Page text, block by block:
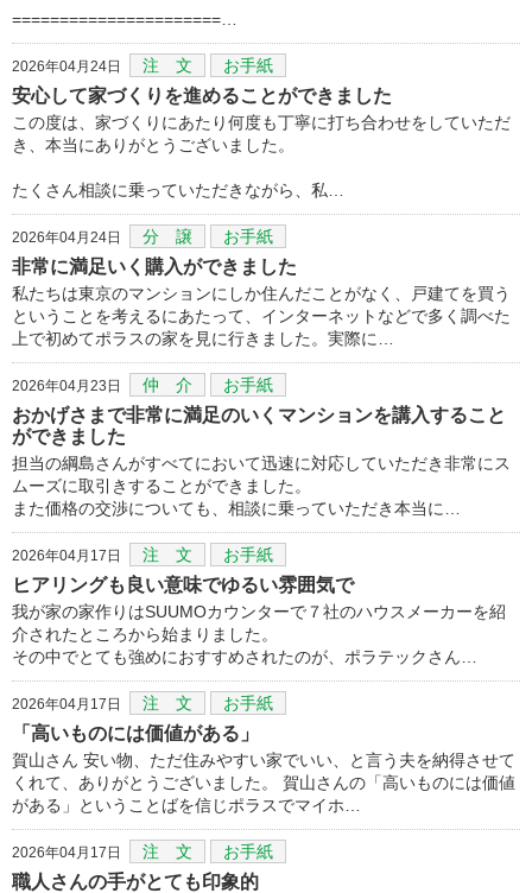
======================…
2026年04月24日 注 文 お手紙
安心して家づくりを進めることができました
この度は、家づくりにあたり何度も丁寧に打ち合わせをしていただ
き、本当にありがとうございました。
たくさん相談に乗っていただきながら、私…
2026年04月24日 分 譲 お手紙
非常に満足いく購入ができました
私たちは東京のマンションにしか住んだことがなく、戸建てを買う
ということを考えるにあたって、インターネットなどで多く調べた
上で初めてポラスの家を見に行きました。実際に…
2026年04月23日 仲 介 お手紙
おかげさまで非常に満足のいくマンションを講入すること
ができました
担当の綱島さんがすべてにおいて迅速に対応していただき非常にス
ムーズに取引きすることができました。
また価格の交渉についても、相談に乗っていただき本当に…
2026年04月17日 注 文 お手紙
ヒアリングも良い意味でゆるい雰囲気で
我が家の家作りはSUUMOカウンターで７社のハウスメーカーを紹
介されたところから始まりました。
その中でとても強めにおすすめされたのが、ポラテックさん…
2026年04月17日 注 文 お手紙
「高いものには価値がある」
賀山さん 安い物、ただ住みやすい家でいい、と言う夫を納得させて
くれて、ありがとうございました。 賀山さんの「高いものには価値
がある」ということばを信じポラスでマイホ…
2026年04月17日 注 文 お手紙
職人さんの手がとても印象的